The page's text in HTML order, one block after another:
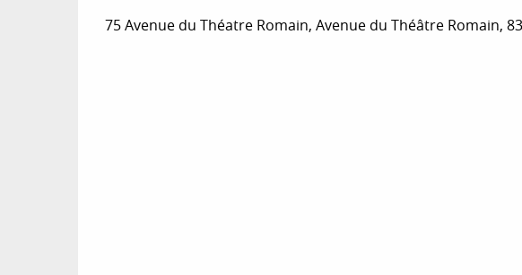
75 Avenue du Théatre Romain, Avenue du Théâtre Romain,